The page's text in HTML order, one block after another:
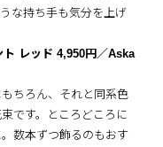
な持ち手も気分を上げ
ト レッド 4,950円／Aska
ちろん、それと同系色
です。ところどころに
数本ずつ飾るのもおす